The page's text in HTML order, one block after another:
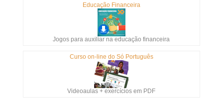
Educação Financeira
Jogos para auxiliar na educação financeira
Curso on-line do Só Português
Videoaulas + exercícios em PDF